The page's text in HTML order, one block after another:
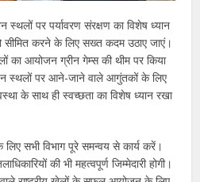
स्थलों पर पर्यावरण संरक्षण का विशेष ध्यान
सीमित करने के लिए सख्त कदम उठाए जाएं।
का आयोजन ग्रीन गेम्स की थीम पर किया
स्थलों पर आने-जाने वाले आगुंतकों के लिए
के साथ ही स्वच्छता का विशेष ध्यान रखा
सभी विभाग पूरे समन्वय से कार्य करें।
की भी महत्वपूर्ण जिम्मेदारी होगी।